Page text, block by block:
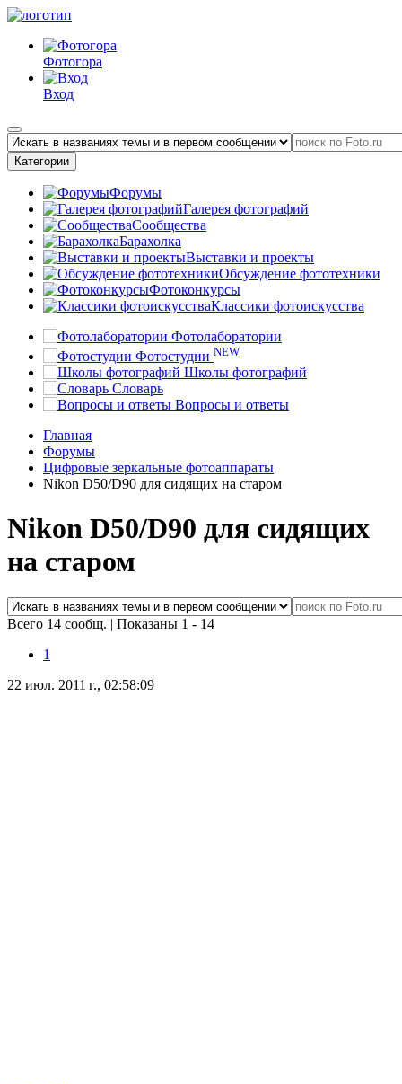
Фотогора
Вход
Категории
Форумы
Галерея фотографий
Сообщества
Барахолка
Выставки и проекты
Обсуждение фототехники
Фотоконкурсы
Классики фотоискусства
Фотолаборатории
Фотостудии NEW
Школы фотографий
Словарь
Вопросы и ответы
Главная
Форумы
Цифровые зеркальные фотоаппараты
Nikon D50/D90 для сидящих на старом
Nikon D50/D90 для сидящих
на старом
Всего 14 сообщ. | Показаны 1 - 14
1
22 июл. 2011 г., 02:58:09